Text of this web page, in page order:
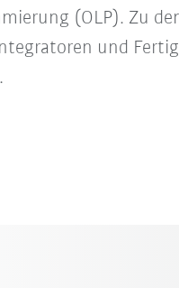
(OLP). Zu
und